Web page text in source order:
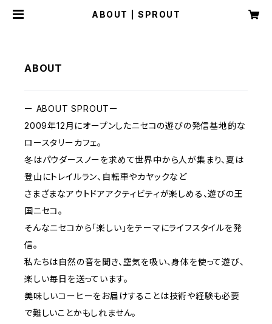
ABOUT | SPROUT
ABOUT
ー ABOUT SPROUTー
2009年12月にオープンしたニセコの遊びの発信基地的な
ロースタリーカフェ。
冬はパウダースノーを求めて世界中から人が集まり、夏は
登山にトレイルラン、自転車やカヤックなど
さまざまなアウトドアアクティビティが楽しめる、遊びの王
国ニセコ。
そんなニセコから「楽しい」をテーマにライフスタイルを発
信。
私たちは自然の音を聞き、空気を吸い、身体を使って遊び、
楽しい毎日を送っています。
美味しいコーヒーをお届けすることは技術や経験も必要
で難しいことかもしれません。